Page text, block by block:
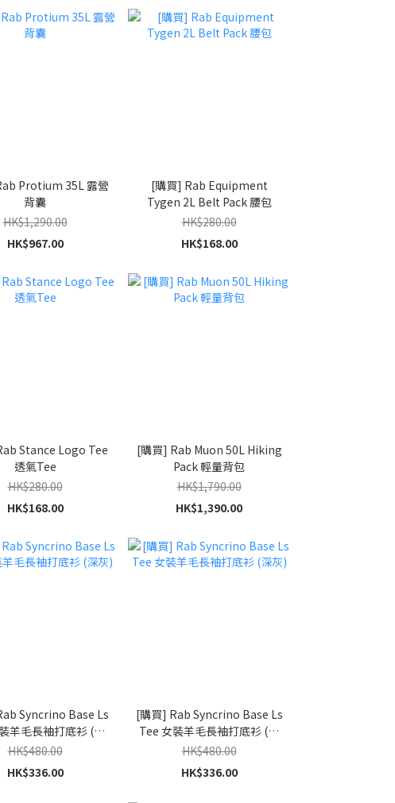
Protium 35L 露營
背囊
HK$1,290.00
HK$967.00
[購買] Rab Equipment
Tygen 2L Belt Pack 腰包
HK$280.00
HK$168.00
Stance Logo Tee
透氣Tee
HK$280.00
HK$168.00
[購買] Rab Muon 50L Hiking
Pack 輕量背包
HK$1,790.00
HK$1,390.00
Syncrino Base Ls
羊毛長袖打底衫 (深
灰)
HK$480.00
HK$336.00
[購買] Rab Syncrino Base Ls
Tee 女裝羊毛長袖打底衫 (深
灰)
HK$480.00
HK$336.00